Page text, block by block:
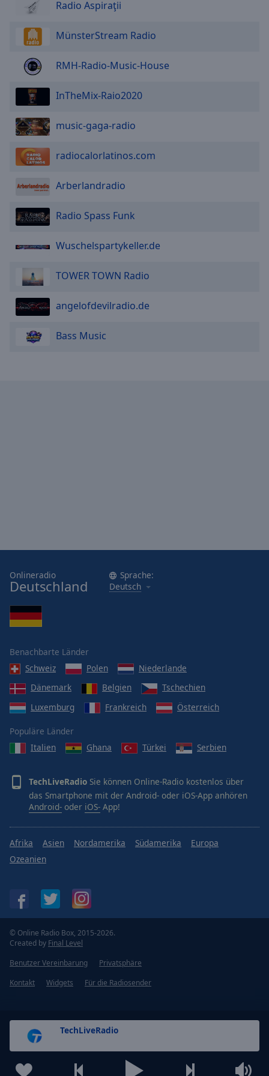
TechLiveRadio
Radio Aspiraţii
MünsterStream Radio
RMH-Radio-Music-House
InTheMix-Raio2020
music-gaga-radio
radiocalorlatinos.com
Arberlandradio
Radio Spass Funk
Wuschelspartykeller.de
TOWER TOWN Radio
angelofdevilradio.de
Bass Music
Onlineradio
Deutschland
Sprache:
Deutsch
Benachbarte Länder
Schweiz
Polen
Niederlande
Dänemark
Belgien
Tschechien
Luxemburg
Frankreich Österreich
Populäre Länder
Italien
Ghana Türkei Serbien
TechLiveRadio Sie können Online-Radio kostenlos über
das Smartphone mit der Android- oder iOS-App anhören
Android- oder iOS- App!
Afrika Asien Nordamerika Südamerika
Europa
Ozeanien
© Online Radio Box, 2015-2026.
Created by Final Level
Benutzer Vereinbarung
Privatsphäre
Kontakt
Widgets Für die Radiosender